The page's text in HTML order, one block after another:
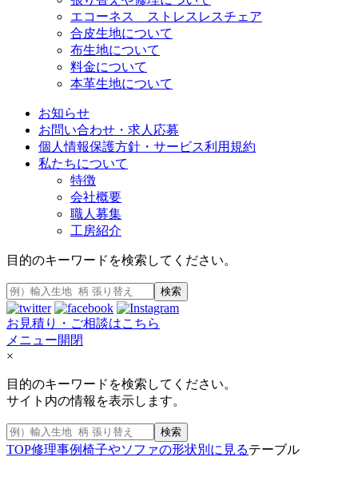
エコーネス ストレスレスチェア
合皮生地について
布生地について
料金について
本革生地について
お知らせ
お問い合わせ・求人応募
個人情報保護方針・サービス利用規約
私たちについて
特徴
会社概要
職人募集
工房紹介
目的のキーワードを検索してください。
検索
お見積り・ご相談はこちら
メニュー開閉
×
目的のキーワードを検索してください。
サイト内の情報を表示します。
検索
TOP修理事例椅子やソファの形状別に見るテーブル